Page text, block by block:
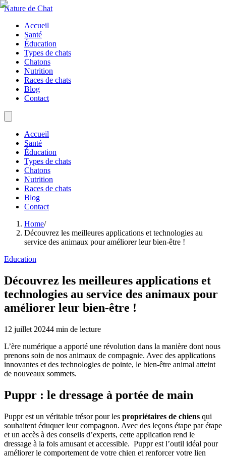
Nature de Chat
Accueil
Santé
Éducation
Types de chats
Chatons
Nutrition
Races de chats
Blog
Contact
Accueil
Santé
Éducation
Types de chats
Chatons
Nutrition
Races de chats
Blog
Contact
Home/
Découvrez les meilleures applications et technologies au
service des animaux pour améliorer leur bien-être !
Education
Découvrez les meilleures applications et
technologies au service des animaux pour
améliorer leur bien-être !
12 juillet 20244 min de lecture
L’ère numérique a apporté une révolution dans la manière dont nous
prenons soin de nos animaux de compagnie. Avec des applications
innovantes et des technologies de pointe, le bien-être animal atteint
de nouveaux sommets.
Puppr : le dressage à portée de main
Puppr est un véritable trésor pour les propriétaires de chiens qui
souhaitent éduquer leur compagnon. Avec des leçons étape par étape
et un accès à des conseils d’experts, cette application rend le
dressage à la fois amusant et accessible. Puppr est l’outil idéal pour
améliorer le comportement de votre chien et renforcer votre lien